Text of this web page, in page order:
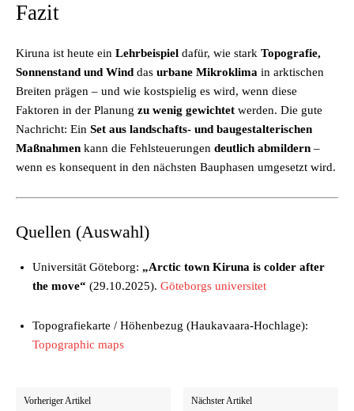
Fazit
Kiruna ist heute ein Lehrbeispiel dafür, wie stark Topografie,
Sonnenstand und Wind das urbane Mikroklima in arktischen
Breiten prägen – und wie kostspielig es wird, wenn diese
Faktoren in der Planung zu wenig gewichtet werden. Die gute
Nachricht: Ein Set aus landschafts- und baugestalterischen
Maßnahmen kann die Fehlsteuerungen deutlich abmildern –
wenn es konsequent in den nächsten Bauphasen umgesetzt wird.
Quellen (Auswahl)
Universität Göteborg: „Arctic town Kiruna is colder after
the move“ (29.10.2025). Göteborgs universitet
Topografiekarte / Höhenbezug (Haukavaara-Hochlage):
Topographic maps
Vorheriger Artikel Nächster Artikel